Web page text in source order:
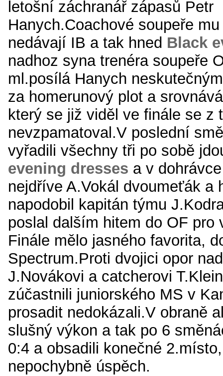
letošní záchranář zápasů Petr
Hanych.Coachové soupeře
nedávají IB a tak hned Black
nadhoz syna trenéra soupeře
ml.posílá Hanych
za homerunový plot a
který se již viděl ve finále se z
nevzpamatoval.V poslední
vyřadili všechny tři po sobě
evening dresses a v
nejdříve A.Vokál dvoumeťák a
napodobil kapitán týmu
poslal dalším hitem do OF pro
Finále mělo jasného favorita,
Spectrum.Proti dvojici opor
J.Novákovi a catcherovi
zúčastnili juniorského MS v
prosadit nedokázali.V obraně
slušný výkon a tak po 6
0:4 a obsadili konečné
nepochybně úspěch.